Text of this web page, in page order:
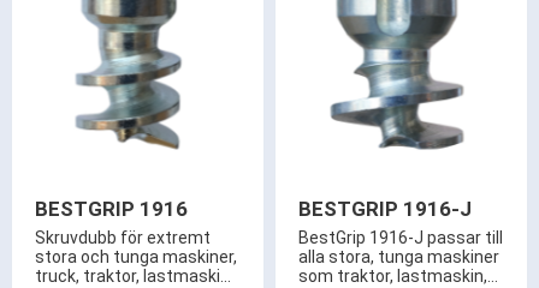
BESTGRIP 1916
Skruvdubb för extremt
stora och tunga maskiner,
truck, traktor, lastmaskin
BESTGRIP 1916-J
BestGrip 1916-J passar till
alla stora, tunga maskiner
som traktor, lastmaskin,